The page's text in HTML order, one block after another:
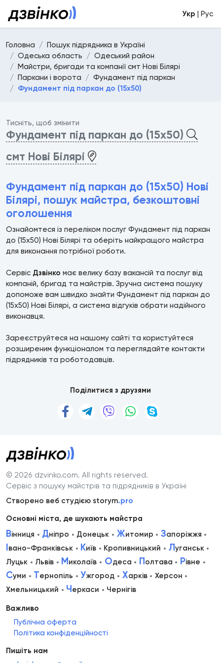
Укр | Рус
Головна
Пошук підрядника в Україні
Одеська область
Одеський район
Майстри, бригади та компанії смт Нові Білярі
Паркани і ворота
Фундамент під паркан
Фундамент під паркан до (15х50)
Тисніть, щоб змінити
Фундамент під паркан до (15х50)
смт Нові Білярі
Фундамент під паркан до (15х50) Нові
Білярі, пошук майстра, безкоштовні
оголошення
Ознайомтеся із переліком послуг Фундамент під паркан
до (15х50) Нові Білярі та оберіть найкращого майстра
для виконання потрібної роботи.
Сервіс Дзвінко має велику базу вакансій та послуг від
компаній, бригад та майстрів. Зручна система пошуку
допоможе вам швидко знайти Фундамент під паркан до
(15х50) Нові Білярі, а система відгуків обрати надійного
виконавця.
Зареєструйтеся на нашому сайті та користуйтеся
розширеним функціоналом та переглядайте контакти
підрядників та роботодавців.
Поділитися з друзями
© 2026 dzvinko.com. All rights reserved.
Сервіс з пошуку майстрів та підрядників в Україні
Створено веб студією storym.pro
Основні міста, де шукають майстра
Вінниця Дніпро Донецьк Житомир Запоріжжя
Івано-Франківськ Київ Кропивницький Луганськ
Луцьк
Львів Миколаїв Одеса Полтава Рівне
Суми Тернопіль Ужгород Харків
Херсон
Хмельницький
Черкаси Чернігів
Важливо
Публічна оферта
Політика конфіденційності
Пишіть нам